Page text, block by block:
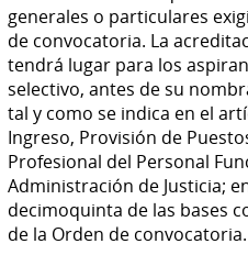
generales o particulares
de convocatoria. La
tendrá lugar para los
selectivo, antes de su
tal y como se indica en el
Ingreso, Provisión de
Profesional del Personal
Administración de Justicia;
decimoquinta de las bases
de la Orden de convocatoria.